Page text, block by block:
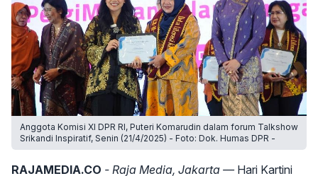
Anggota Komisi XI DPR RI, Puteri Komarudin dalam forum Talkshow
Srikandi Inspiratif, Senin (21/4/2025) - Foto: Dok. Humas DPR -
RAJAMEDIA.CO - Raja Media, Jakarta — Hari Kartini